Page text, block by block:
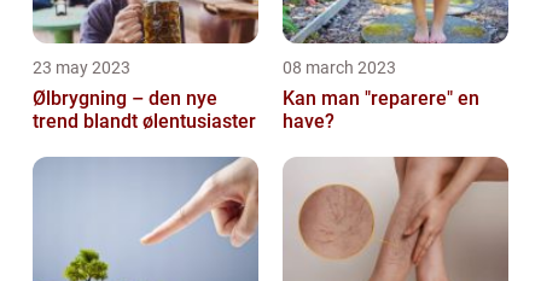
23 may 2023
Ølbrygning – den nye
trend blandt ølentusiaster
08 march 2023
Kan man "reparere" en
have?